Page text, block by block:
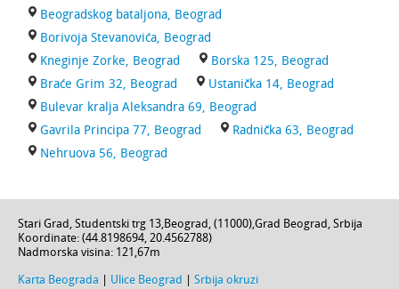
Beogradskog bataljona, Beograd
Borivoja Stevanovića, Beograd
Kneginje Zorke, Beograd
Borska 125, Beograd
Braće Grim 32, Beograd
Ustanička 14, Beograd
Bulevar kralja Aleksandra 69, Beograd
Gavrila Principa 77, Beograd
Radnička 63, Beograd
Nehruova 56, Beograd
Stari Grad, Studentski trg 13,Beograd, (11000),Grad Beograd, Srbija
Koordinate: (44.8198694, 20.4562788)
Nadmorska visina: 121,67m
Karta Beograda Ulice Beograd Srbija okruzi